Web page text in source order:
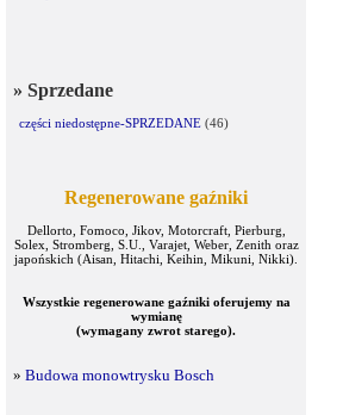
» Sprzedane
części niedostępne-SPRZEDANE (46)
Regenerowane gaźniki
Dellorto, Fomoco, Jikov, Motorcraft, Pierburg,
Solex, Stromberg, S.U., Varajet, Weber, Zenith oraz
japońskich (Aisan, Hitachi, Keihin, Mikuni, Nikki).
Wszystkie regenerowane gaźniki oferujemy na
wymianę
(wymagany zwrot starego).
» Budowa monowtrysku Bosch